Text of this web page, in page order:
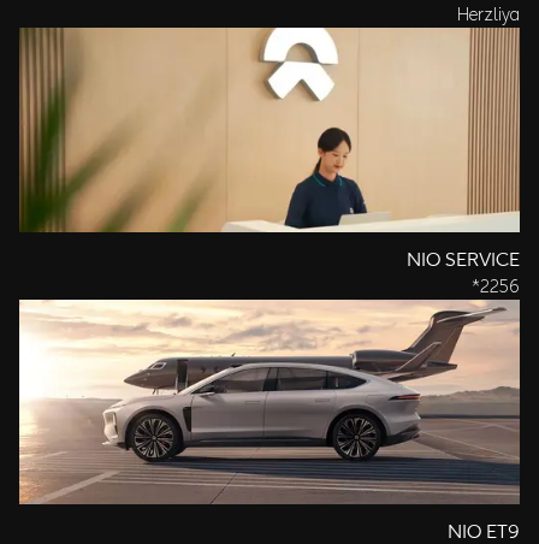
Herzliya
NIO SERVICE
2256*
NIO ET9